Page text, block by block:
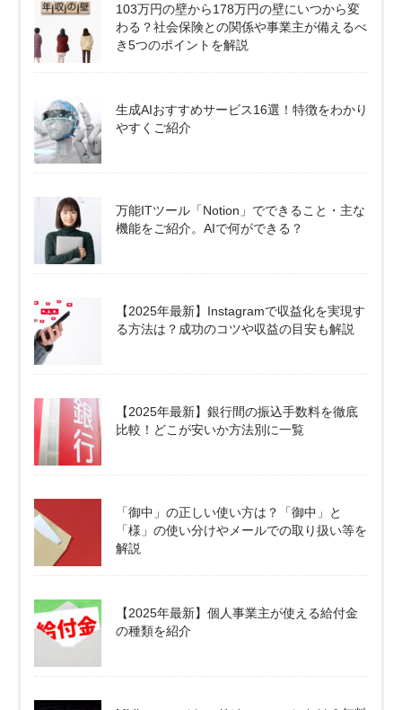
103万円の壁から178万円の壁にいつから変
わる？社会保険との関係や事業主が備えるべ
き5つのポイントを解説
生成AIおすすめサービス16選！特徴をわかり
やすくご紹介
万能ITツール「Notion」でできること・主な
機能をご紹介。AIで何ができる？
【2025年最新】Instagramで収益化を実現す
る方法は？成功のコツや収益の目安も解説
【2025年最新】銀行間の振込手数料を徹底
比較！どこが安いか方法別に一覧
「御中」の正しい使い方は？「御中」と
「様」の使い分けやメールでの取り扱い等を
解説
【2025年最新】個人事業主が使える給付金
の種類を紹介